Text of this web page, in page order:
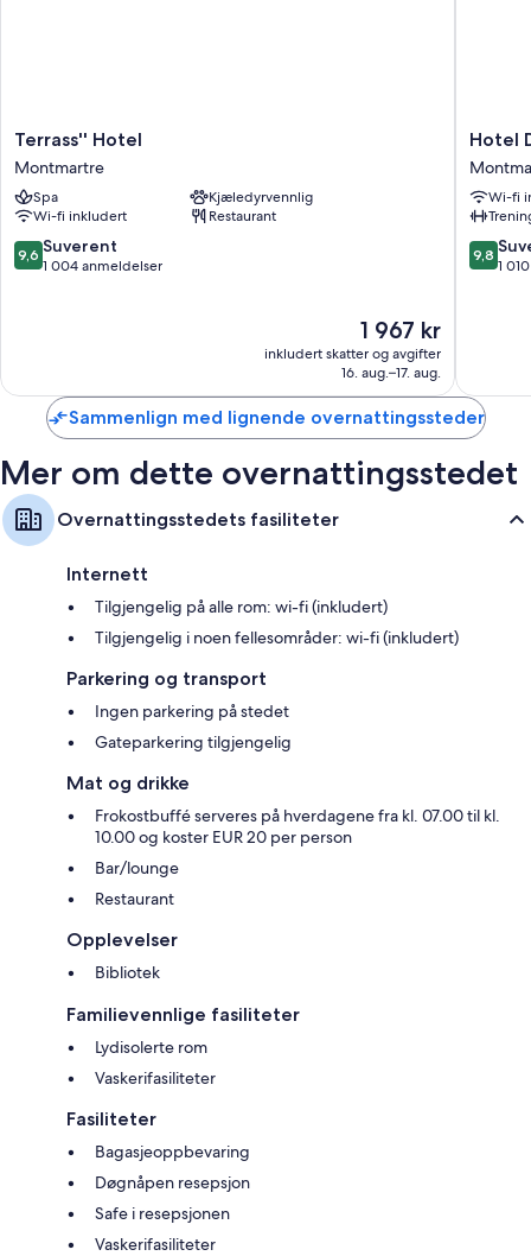
Terrass''
Hotel
Montmartre
Terrass'' Hotel
Montmartre
Spa
Kjæledyrvennlig
Wi-fi inkludert
Restaurant
9.6
av
9,6 Suverent
1 004 anmeldelser
Prisen
1 967 kr
1 967 kr
inkludert skatter og avgifter
16. aug.–17. aug.
Hotel
Des
Arts
Paris
Hotel
Wi-fi
9.8
av
9,8
1
Sammenlign med lignende overnattingssteder
Mer om dette overnattingsstedet
Overnattingsstedets fasiliteter
Internett
Tilgjengelig på alle rom: wi-fi (inkludert)
Tilgjengelig i noen fellesområder: wi-fi (inkludert)
Parkering og transport
Ingen parkering på stedet
Gateparkering tilgjengelig
Mat og drikke
Frokostbuffé serveres på hverdagene fra kl. 07.00 til kl.
10.00 og koster EUR 20 per person
Bar/lounge
Restaurant
Opplevelser
Bibliotek
Familievennlige fasiliteter
Lydisolerte rom
Vaskerifasiliteter
Fasiliteter
Bagasjeoppbevaring
Døgnåpen resepsjon
Safe i resepsjonen
Vaskerifasiliteter